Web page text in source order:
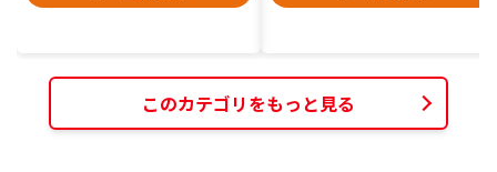
このカテゴリをもっと見る